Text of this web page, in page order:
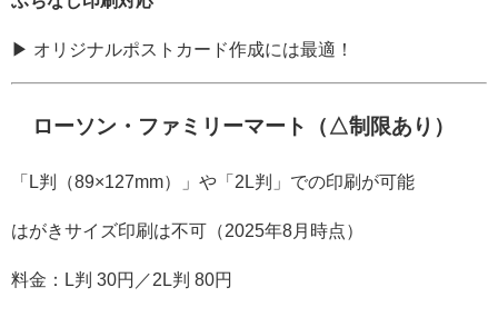
▶ オリジナルポストカード作成には最適！
ローソン・ファミリーマート（△制限あり）
「L判（89×127mm）」や「2L判」での印刷が可能
はがきサイズ印刷は不可（2025年8月時点）
料金：L判 30円／2L判 80円